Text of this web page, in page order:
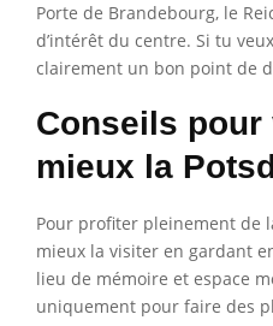
Porte de Brandebourg, le
d’intérêt du centre. Si tu
clairement un bon point de
Conseils
mieux la
Pour profiter pleinement de
mieux la visiter en gardant
lieu de mémoire et espace
uniquement pour faire des